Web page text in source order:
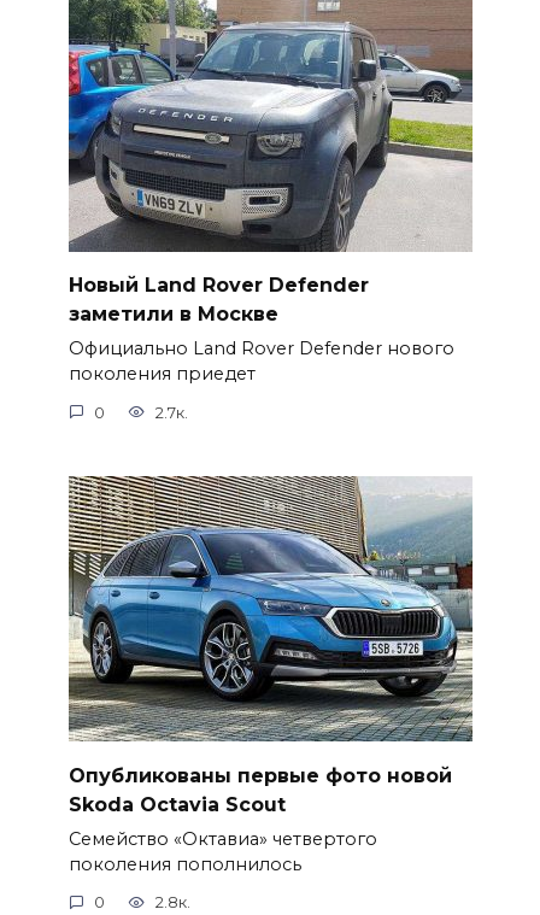
Новый Land Rover Defender
заметили в Москве
Официально Land Rover Defender нового
поколения приедет
0 2.7к.
Опубликованы первые фото новой
Skoda Octavia Scout
Семейство «Октавиа» четвертого
поколения пополнилось
0 2.8к.